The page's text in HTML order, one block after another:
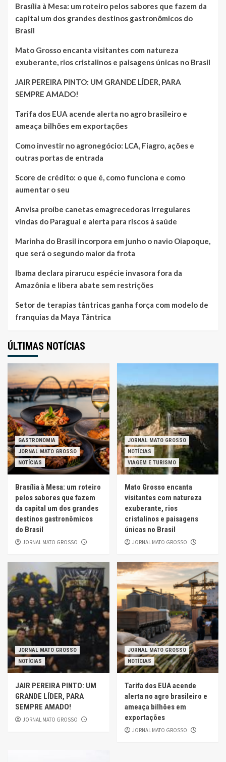
Brasília à Mesa: um roteiro pelos sabores que fazem da
capital um dos grandes destinos gastronômicos do
Brasil
Mato Grosso encanta visitantes com natureza
exuberante, rios cristalinos e paisagens únicas no Brasil
JAIR PEREIRA PINTO: UM GRANDE LÍDER, PARA
SEMPRE AMADO!
Tarifa dos EUA acende alerta no agro brasileiro e
ameaça bilhões em exportações
Como investir no agronegócio: LCA, Fiagro, ações e
outras portas de entrada
Score de crédito: o que é, como funciona e como
aumentar o seu
Anvisa proíbe canetas emagrecedoras irregulares
vindas do Paraguai e alerta para riscos à saúde
Marinha do Brasil incorpora em junho o navio Oiapoque,
que será o segundo maior da frota
Ibama declara pirarucu espécie invasora fora da
Amazônia e libera abate sem restrições
Setor de terapias tântricas ganha força com modelo de
franquias da Maya Tântrica
ÚLTIMAS NOTÍCIAS
GASTRONOMIA
JORNAL MATO GROSSO
NOTÍCIAS
Brasília à Mesa: um roteiro
pelos sabores que fazem
da capital um dos grandes
destinos gastronômicos
do Brasil
JORNAL MATO GROSSO
JORNAL MATO GROSSO
NOTÍCIAS
VIAGEM E TURISMO
Mato Grosso encanta
visitantes com natureza
exuberante, rios
cristalinos e paisagens
únicas no Brasil
JORNAL MATO GROSSO
JORNAL MATO GROSSO
NOTÍCIAS
JAIR PEREIRA PINTO: UM
GRANDE LÍDER, PARA
SEMPRE AMADO!
JORNAL MATO GROSSO
JORNAL MATO GROSSO
NOTÍCIAS
Tarifa dos EUA acende
alerta no agro brasileiro e
ameaça bilhões em
exportações
JORNAL MATO GROSSO